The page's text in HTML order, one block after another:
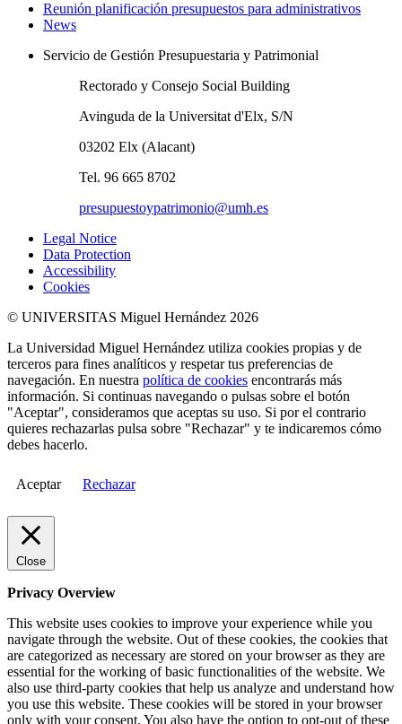
Reunión planificación presupuestos para administrativos
News
Servicio de Gestión Presupuestaria y Patrimonial
Rectorado y Consejo Social Building
Avinguda de la Universitat d'Elx, S/N
03202 Elx (Alacant)
Tel. 96 665 8702
presupuestoypatrimonio@umh.es
Legal Notice
Data Protection
Accessibility
Cookies
© UNIVERSITAS Miguel Hernández 2026
La Universidad Miguel Hernández utiliza cookies propias y de
terceros para fines analíticos y respetar tus preferencias de
navegación. En nuestra política de cookies encontrarás más
información. Si continuas navegando o pulsas sobre el botón
"Aceptar", consideramos que aceptas su uso. Si por el contrario
quieres rechazarlas pulsa sobre "Rechazar" y te indicaremos cómo
debes hacerlo.
Aceptar Rechazar
Close
Privacy Overview
This website uses cookies to improve your experience while you
navigate through the website. Out of these cookies, the cookies that
are categorized as necessary are stored on your browser as they are
essential for the working of basic functionalities of the website. We
also use third-party cookies that help us analyze and understand how
you use this website. These cookies will be stored in your browser
only with your consent. You also have the option to opt-out of these